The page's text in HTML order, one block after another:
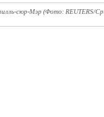
сюр-Мэр (Фото: REUTERS/